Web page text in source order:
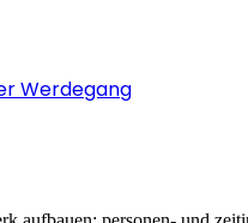
Werdegang